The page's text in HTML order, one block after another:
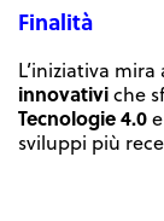
Finalità
L’iniziativa
innovativiche
Tecnologie 4.0
sviluppi più